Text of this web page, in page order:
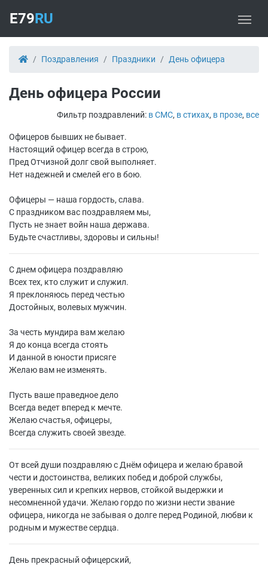
E79RU
Поздравления Праздники День офицера
День офицера России
Фильтр поздравлений: в СМС, в стихах, в прозе, все
Офицеров бывших не бывает.
Настоящий офицер всегда в строю,
Пред Отчизной долг свой выполняет.
Нет надежней и смелей его в бою.
Офицеры — наша гордость, слава.
С праздником вас поздравляем мы,
Пусть не знает войн наша держава.
Будьте счастливы, здоровы и сильны!
С днем офицера поздравляю
Всех тех, кто служит и служил.
Я преклоняюсь перед честью
Достойных, волевых мужчин.
За честь мундира вам желаю
Я до конца всегда стоять
И данной в юности присяге
Желаю вам не изменять.
Пусть ваше праведное дело
Всегда ведет вперед к мечте.
Желаю счастья, офицеры,
Всегда служить своей звезде.
От всей души поздравляю с Днём офицера и желаю бравой
чести и достоинства, великих побед и доброй службы,
уверенных сил и крепких нервов, стойкой выдержки и
несомненной удачи. Желаю гордо по жизни нести звание
офицера, никогда не забывая о долге перед Родиной, любви к
родным и мужестве сердца.
День прекрасный офицерский,